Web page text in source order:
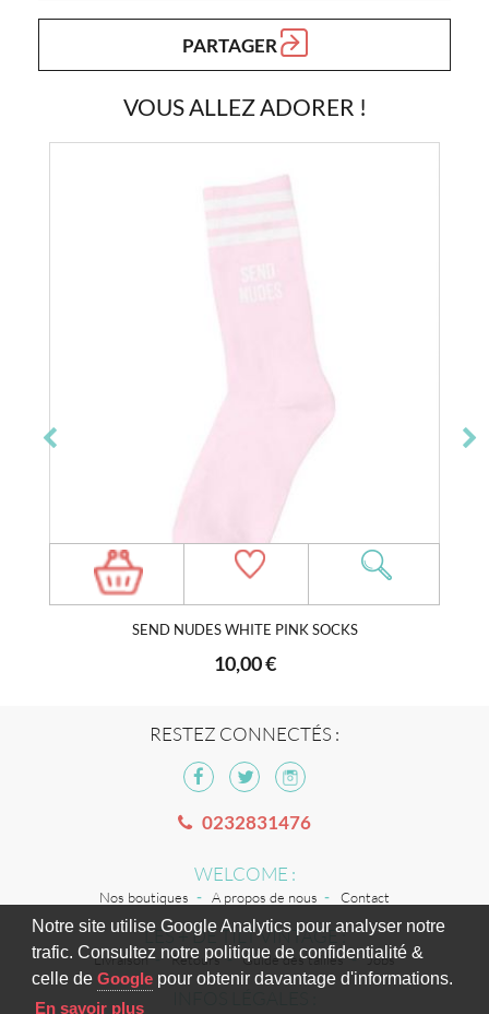
Notre site utilise Google Analytics pour analyser notre
trafic. Consultez notre politique de confidentialité &
celle de Googlepour obtenir davantage d'informations.
En savoir plus
PARTAGER
VOUS ALLEZ ADORER !
SEND NUDES WHITE PINK SOCKS
10,00 €
RESTEZ CONNECTÉS :
0232831476
WELCOME :
Nos boutiques A propos de nous Contact
LES + DE TILT VINTAGE :
Livraison Retours Guide des tailles Jobs